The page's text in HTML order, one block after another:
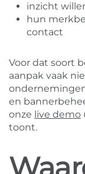
inzicht
hun
contact
Voor dat soort
aanpak vaak
en
onze live demo
toont.